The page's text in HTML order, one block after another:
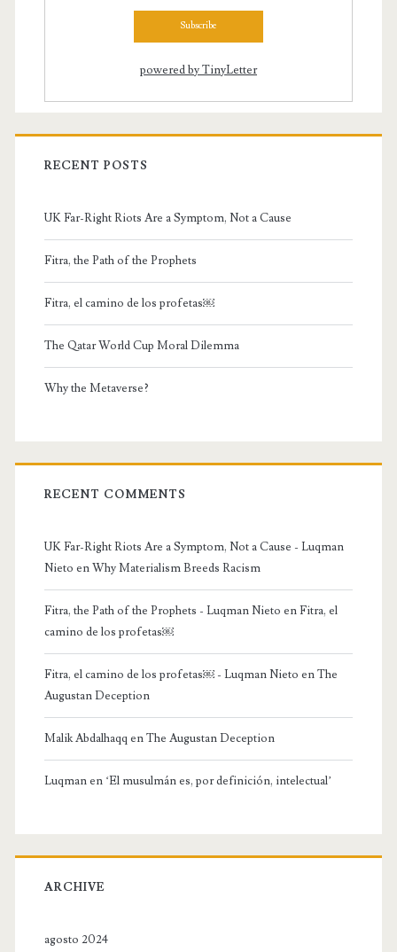
powered by TinyLetter
RECENT POSTS
UK Far-Right Riots Are a Symptom, Not a Cause
Fitra, the Path of the Prophets
Fitra, el camino de los profetas￼
The Qatar World Cup Moral Dilemma
Why the Metaverse?
RECENT COMMENTS
UK Far-Right Riots Are a Symptom, Not a Cause - Luqman
Nieto enWhy Materialism Breeds Racism
Fitra, the Path of the Prophets - Luqman Nieto enFitra, el
camino de los profetas￼
Fitra, el camino de los profetas￼ - Luqman Nieto enThe
Augustan Deception
Malik Abdalhaqq enThe Augustan Deception
Luqmanen ‘El musulmán es, por definición, intelectual’
ARCHIVE
agosto 2024